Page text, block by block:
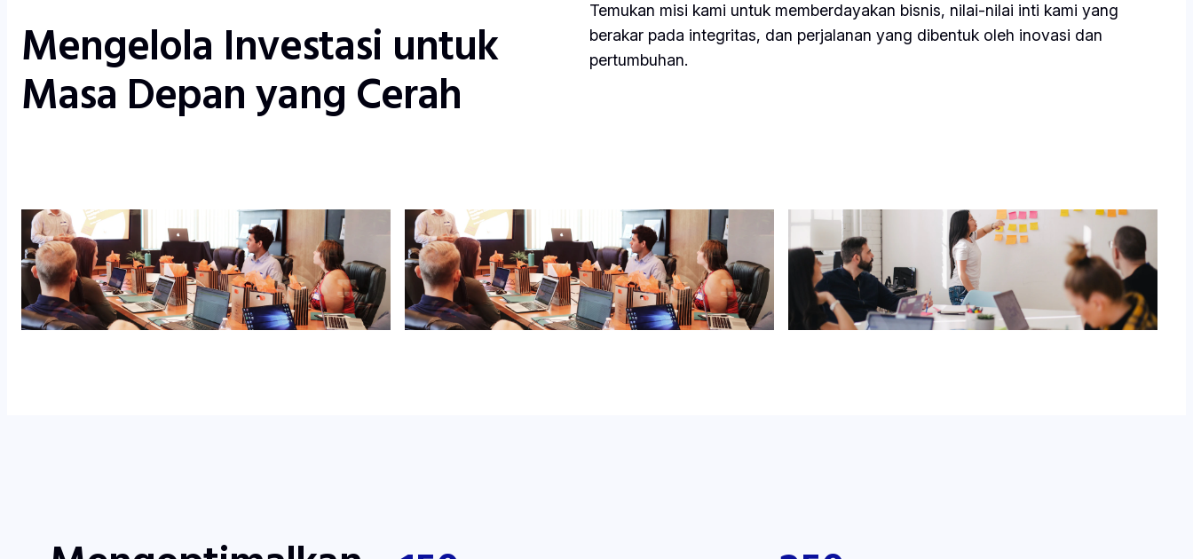
Mengelola Investasi untuk
Masa Depan yang Cerah
Temukan misi kami untuk memberdayakan bisnis, nilai-nilai inti kami yang
berakar pada integritas, dan perjalanan yang dibentuk oleh inovasi dan
pertumbuhan.